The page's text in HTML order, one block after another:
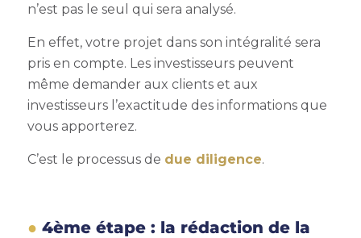
n’est pas le seul qui sera analysé.
En effet, votre projet dans son intégralité sera
pris en compte. Les investisseurs peuvent
même demander aux clients et aux
investisseurs l’exactitude des informations que
vous apporterez.
C’est le processus de due diligence.
4ème étape : la rédaction de la